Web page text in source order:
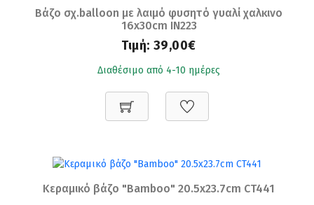
Βάζο σχ.balloon με λαιμό φυσητό γυαλί χαλκινο
16x30cm IN223
Τιμή: 39,00€
Διαθέσιμο από 4-10 ημέρες
Κεραμικό βάζο "Bamboo" 20.5x23.7cm CT441